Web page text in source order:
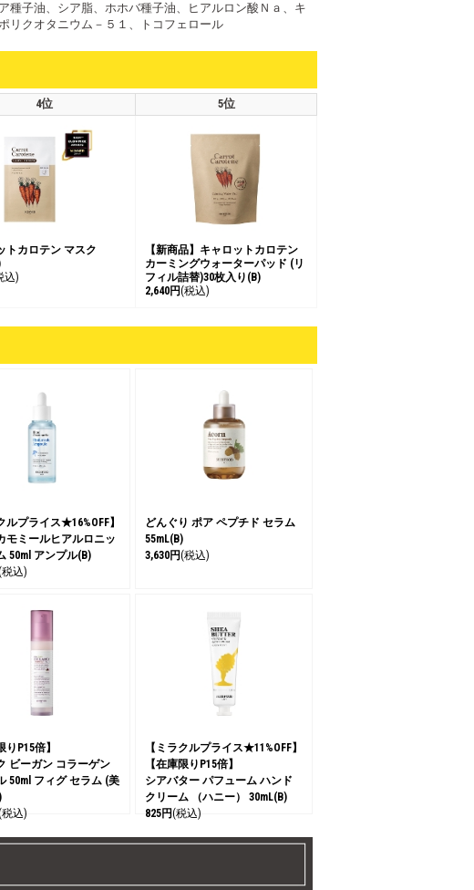
種子油、シア脂、ホホバ種子油、ヒアルロン酸Ｎａ、キ
リクオタニウム－５１、トコフェロール
4位 5位
トカロテン マスク
込)
【新商品】キャロットカロテン
カーミングウォーターパッド (リ
フィル詰替)30枚入り(B)
2,640円(税込)
ルプライス★16%OFF】
モミールヒアルロニッ
50ml アンプル(B)
込)
どんぐり ポア ペプチド セラム
55mL(B)
3,630円(税込)
りP15倍】
ビーガン コラーゲン
50ml フィグ セラム (美
込)
【ミラクルプライス★11%OFF】
【在庫限りP15倍】
シアバター パフューム ハンド
クリーム （ハニー） 30mL(B)
825円(税込)